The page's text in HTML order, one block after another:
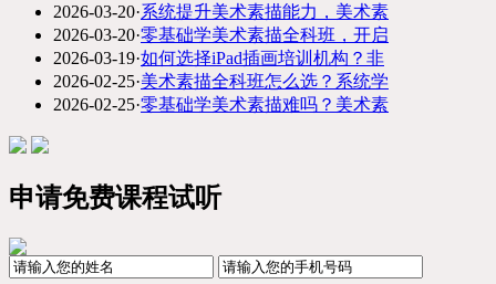
2026-03-20·系统提升美术素描能力，美术素
2026-03-20·零基础学美术素描全科班，开启
2026-03-19·如何选择iPad插画培训机构？非
2026-02-25·美术素描全科班怎么选？系统学
2026-02-25·零基础学美术素描难吗？美术素
申请免费课程试听